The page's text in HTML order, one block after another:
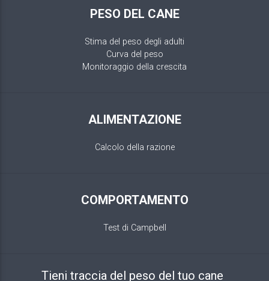
PESO DEL CANE
Stima del peso degli adulti
Curva del peso
Monitoraggio della crescita
ALIMENTAZIONE
Calcolo della razione
COMPORTAMENTO
Test di Campbell
Tieni traccia del peso del tuo cane